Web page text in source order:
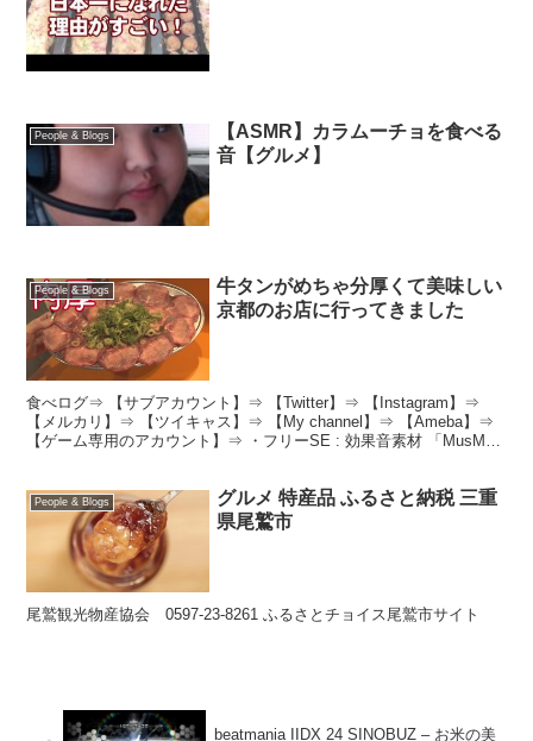
People & Blogs
【ASMR】カラムーチョを食べる
音【グルメ】
People & Blogs
牛タンがめちゃ分厚くて美味しい
京都のお店に行ってきました
食べログ⇒ 【サブアカウント】⇒ 【Twitter】⇒ 【Instagram】⇒
【メルカリ】⇒ 【ツイキャス】⇒ 【My channel】⇒ 【Ameba】⇒
【ゲーム専用のアカウント】⇒ ・フリーSE : 効果音素材 「MusMus
People & Blogs
グルメ 特産品 ふるさと納税 三重
県尾鷲市
尾鷲観光物産協会 0597-23-8261 ふるさとチョイス尾鷲市サイト
beatmania IIDX 24 SINOBUZ – お米の美